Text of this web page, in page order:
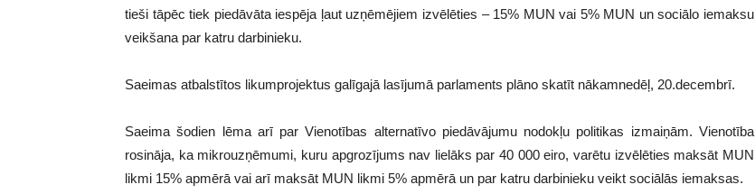
tieši tāpēc tiek piedāvāta iespēja ļaut uzņēmējiem izvēlēties – 15% MUN vai 5% MUN un sociālo iemaksu
veikšana par katru darbinieku.
Saeimas atbalstītos likumprojektus galīgajā lasījumā parlaments plāno skatīt nākamnedēļ, 20.decembrī.
Saeima šodien lēma arī par Vienotības alternatīvo piedāvājumu nodokļu politikas izmaiņām. Vienotība
rosināja, ka mikrouzņēmumi, kuru apgrozījums nav lielāks par 40 000 eiro, varētu izvēlēties maksāt MUN
likmi 15% apmērā vai arī maksāt MUN likmi 5% apmērā un par katru darbinieku veikt sociālās iemaksas.